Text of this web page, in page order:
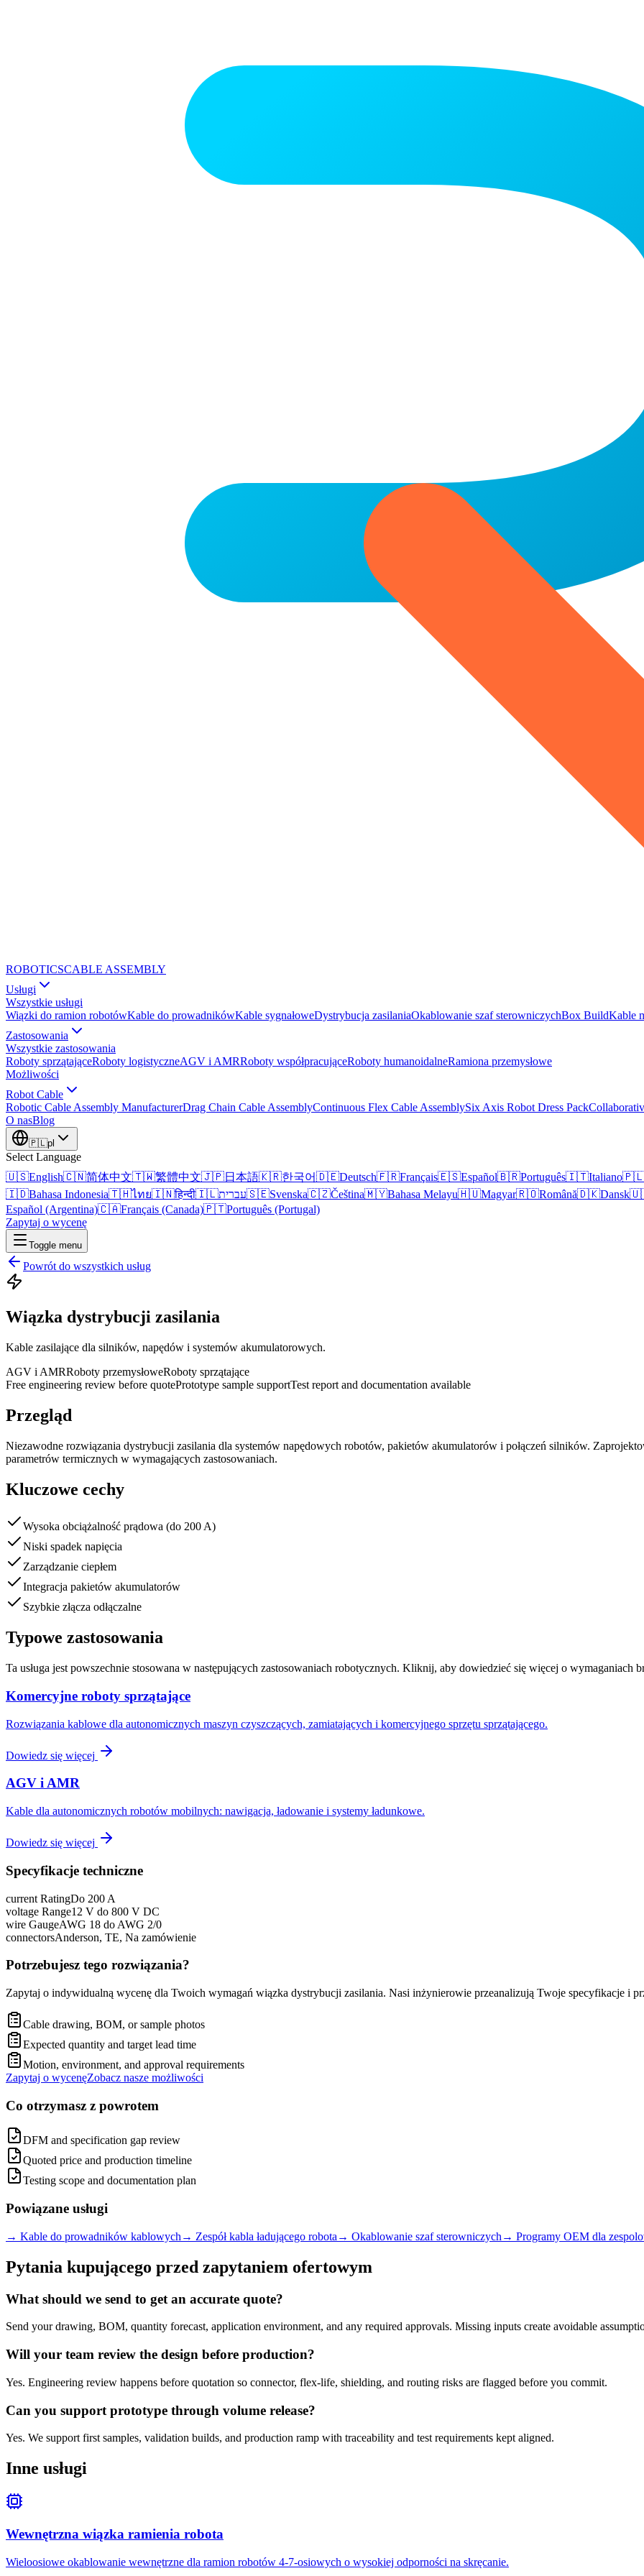
ROBOTICSCABLE ASSEMBLY
Usługi
Wszystkie usługi
Wiązki do ramion robotówKable do prowadnikówKable sygnałoweDystrybucja zasilaniaOkablowanie szaf sterowniczychBox BuildKable
Zastosowania
Wszystkie zastosowania
Roboty sprzątająceRoboty logistyczneAGV i AMRRoboty współpracująceRoboty humanoidalneRamiona przemysłowe
Możliwości
Robot Cable
Robotic Cable Assembly ManufacturerDrag Chain Cable AssemblyContinuous Flex Cable AssemblySix Axis Robot Dress Pack
O nasBlog
🇵🇱pl
Select Language
🇺🇸English🇨🇳简体中文🇹🇼繁體中文🇯🇵日本語🇰🇷한국어🇩🇪Deutsch🇫🇷Français🇪🇸Español🇧🇷Português🇮🇹Italiano
🇮🇩Bahasa Indonesia🇹🇭ไทย🇮🇳हिन्दी🇮🇱עברית🇸🇪Svenska🇨🇿Čeština🇲🇾Bahasa Melayu🇭🇺Magyar🇷🇴Română🇩🇰Dansk
Español (Argentina)🇨🇦Français (Canada)🇵🇹Português (Portugal)
Zapytaj o wycenę
Toggle menu
Powrót do wszystkich usług
Wiązka dystrybucji zasilania
Kable zasilające dla silników, napędów i systemów akumulatorowych.
AGV i AMRRoboty przemysłoweRoboty sprzątające
Free engineering review before quotePrototype sample supportTest report and documentation available
Przegląd
Niezawodne rozwiązania dystrybucji zasilania dla systemów napędowych robotów, pakietów akumulatorów i połączeń silników.
parametrów termicznych w wymagających zastosowaniach.
Kluczowe cechy
Wysoka obciążalność prądowa (do 200 A)
Niski spadek napięcia
Zarządzanie ciepłem
Integracja pakietów akumulatorów
Szybkie złącza odłączalne
Typowe zastosowania
Ta usługa jest powszechnie stosowana w następujących zastosowaniach robotycznych. Kliknij, aby dowiedzieć się więcej o wymaganiach
Komercyjne roboty sprzątające
Rozwiązania kablowe dla autonomicznych maszyn czyszczących, zamiatających i komercyjnego sprzętu sprzątającego.
Dowiedz się więcej
AGV i AMR
Kable dla autonomicznych robotów mobilnych: nawigacja, ładowanie i systemy ładunkowe.
Dowiedz się więcej
Specyfikacje techniczne
current RatingDo 200 A
voltage Range12 V do 800 V DC
wire GaugeAWG 18 do AWG 2/0
connectorsAnderson, TE, Na zamówienie
Potrzebujesz tego rozwiązania?
Zapytaj o indywidualną wycenę dla Twoich wymagań wiązka dystrybucji zasilania. Nasi inżynierowie przeanalizują Twoje specyfikacje i
Cable drawing, BOM, or sample photos
Expected quantity and target lead time
Motion, environment, and approval requirements
Zapytaj o wycenęZobacz nasze możliwości
Co otrzymasz z powrotem
DFM and specification gap review
Quoted price and production timeline
Testing scope and documentation plan
Powiązane usługi
→ Kable do prowadników kablowych → Zespół kabla ładującego robota → Okablowanie szaf sterowniczych → Programy OEM dla
Pytania kupującego przed zapytaniem ofertowym
What should we send to get an accurate quote?
Send your drawing, BOM, quantity forecast, application environment, and any required approvals. Missing inputs create avoidable
Will your team review the design before production?
Yes. Engineering review happens before quotation so connector, flex-life, shielding, and routing risks are flagged before you commit.
Can you support prototype through volume release?
Yes. We support first samples, validation builds, and production ramp with traceability and test requirements kept aligned.
Inne usługi
Wewnętrzna wiązka ramienia robota
Wieloosiowe okablowanie wewnętrzne dla ramion robotów 4-7-osiowych o wysokiej odporności na skręcanie.